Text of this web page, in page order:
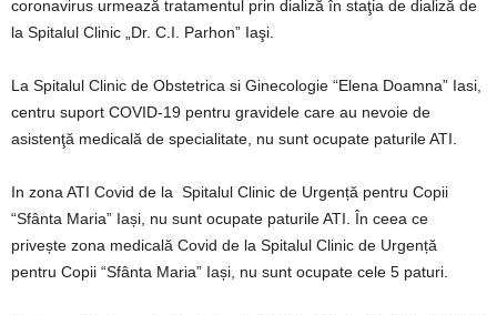
coronavirus urmează tratamentul prin dializă în staţia de dializă de
la Spitalul Clinic „Dr. C.I. Parhon” Iaşi.
La Spitalul Clinic de Obstetrica si Ginecologie “Elena Doamna” Iasi,
centru suport COVID-19 pentru gravidele care au nevoie de
asistenţă medicală de specialitate, nu sunt ocupate paturile ATI.
In zona ATI Covid de la Spitalul Clinic de Urgență pentru Copii
“Sfânta Maria” Iași, nu sunt ocupate paturile ATI. În ceea ce
privește zona medicală Covid de la Spitalul Clinic de Urgență
pentru Copii “Sfânta Maria” Iași, nu sunt ocupate cele 5 paturi.